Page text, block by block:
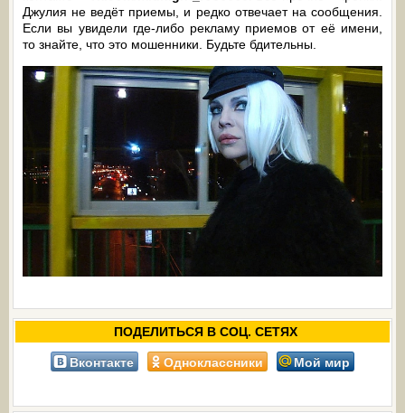
Джулия не ведёт приемы, и редко отвечает на сообщения.
Если вы увидели где-либо рекламу приемов от её имени,
то знайте, что это мошенники. Будьте бдительны.
ПОДЕЛИТЬСЯ В СОЦ. СЕТЯХ
Вконтакте Одноклассники Мой мир